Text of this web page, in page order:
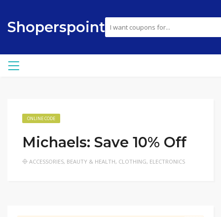
Shoperspoint
ONLINE CODE
Michaels: Save 10% Off
ACCESSORIES, BEAUTY & HEALTH, CLOTHING, ELECTRONICS